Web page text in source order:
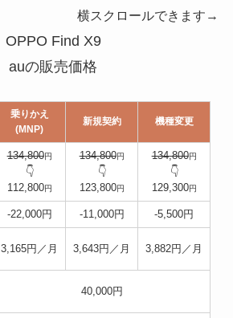
横スクロールできます→
OPPO Find X9
auの販売価格
乗りかえ
(MNP)
新規契約 機種変更
134,800円
👇️
112,800円
134,800円
👇️
123,800円
134,800円
👇️
129,300円
-22,000円 -11,000円 -5,500円
3,165円／月 3,643円／月 3,882円／月
40,000円